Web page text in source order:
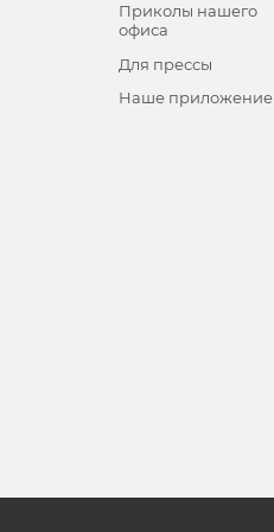
Приколы нашего
офиса
Для прессы
Наше приложение